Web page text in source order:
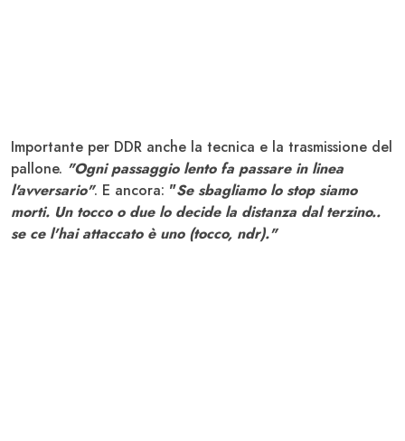
Importante per DDR anche la tecnica e la trasmissione del
pallone. "Ogni passaggio lento fa passare in linea
l'avversario". E ancora: "Se sbagliamo lo stop siamo
morti. Un tocco o due lo decide la distanza dal terzino..
se ce l'hai attaccato è uno (tocco, ndr)."